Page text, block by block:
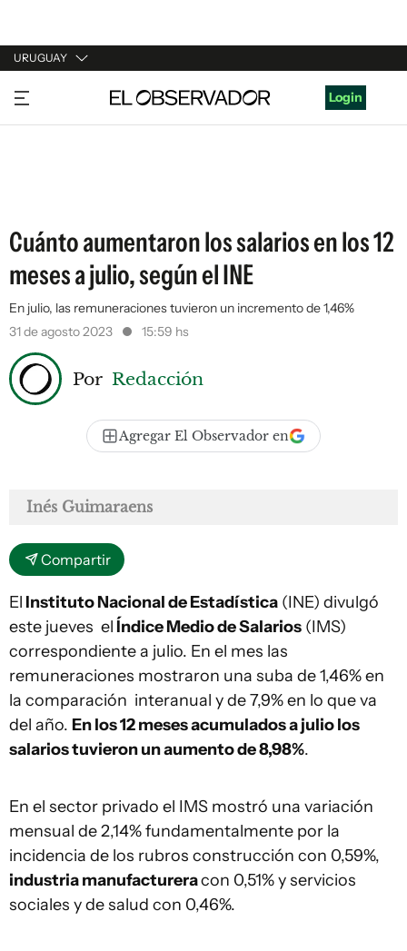
URUGUAY
URUGUAY
ARGENTINA
Login
Cuánto aumentaron los salarios en los 12
meses a julio, según el INE
En julio, las remuneraciones tuvieron un incremento de 1,46%
31 de agosto 2023
15:59 hs
Por Redacción
Agregar El Observador en
Inés Guimaraens
Compartir
El Instituto Nacional de Estadística (INE) divulgó
este jueves el Índice Medio de Salarios (IMS)
correspondiente a julio. En el mes las
remuneraciones mostraron una suba de 1,46% en
la comparación interanual y de 7,9% en lo que va
del año. En los 12 meses acumulados a julio los
salarios tuvieron un aumento de 8,98%.
En el sector privado el IMS mostró una variación
mensual de 2,14% fundamentalmente por la
incidencia de los rubros construcción con 0,59%,
industria manufactureracon 0,51% y servicios
sociales y de salud con 0,46%.